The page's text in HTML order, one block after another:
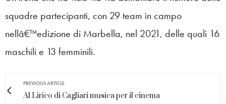
squadre partecipanti, con 29 team in campo
nellâ€™edizione di Marbella, nel 2021, delle quali 16
maschili e 13 femminili.
PREVIOUS ARTICLE
Al Lirico di Cagliari musica per il cinema